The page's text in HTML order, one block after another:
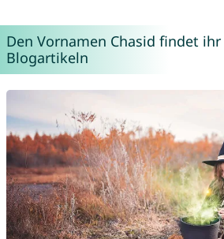
Den Vornamen Chasid findet
Blogartikeln